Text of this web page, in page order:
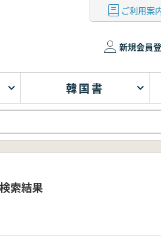
ご利用案
新規会員
韓国書
索結果